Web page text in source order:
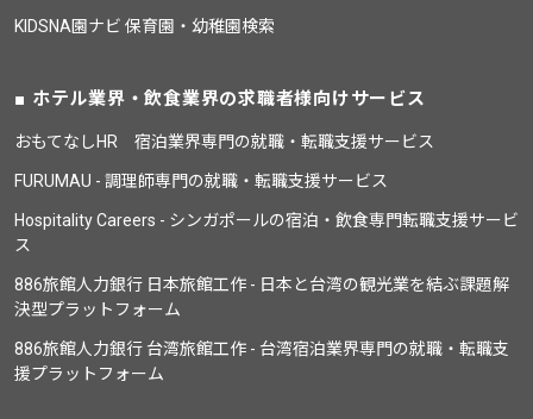
KIDSNA園ナビ 保育園・幼稚園検索
ホテル業界・飲食業界の求職者様向けサービス
おもてなしHR 宿泊業界専門の就職・転職支援サービス
FURUMAU - 調理師専門の就職・転職支援サービス
Hospitality Careers - シンガポールの宿泊・飲食専門転職支援サービ
ス
886旅館人力銀行 日本旅館工作 - 日本と台湾の観光業を結ぶ課題解
決型プラットフォーム
886旅館人力銀行 台湾旅館工作 - 台湾宿泊業界専門の就職・転職支
援プラットフォーム